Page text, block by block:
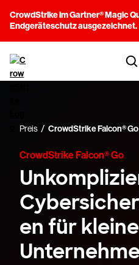
CrowdStrike im Gartner® Magic
Endgeräteschutz ausgezeichnet.
Preis CrowdStrike Falcon® Go
CrowdStrike Falcon® Go
en für kleine